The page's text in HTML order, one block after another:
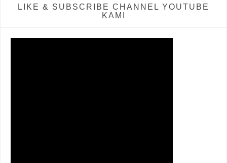
LIKE & SUBSCRIBE CHANNEL YOUTUBE
KAMI